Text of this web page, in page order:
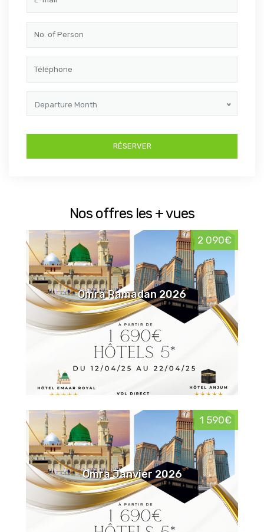
Departure Month
Nos offres les + vues
2 090€
Omra Ramadan 2026
1 590€
Omra Janvier 2026